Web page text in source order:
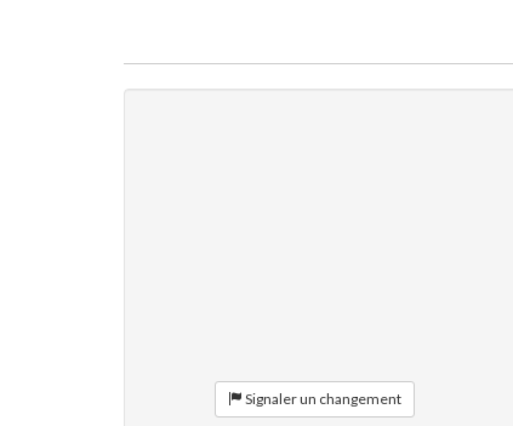
Signaler un changement